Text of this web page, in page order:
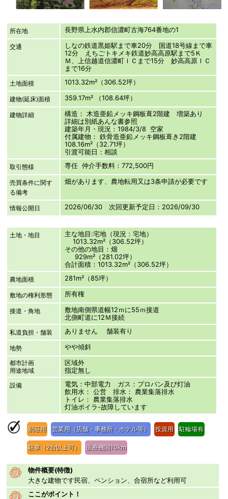
所在地 長野県上水内郡信濃町古海764番地の1
交通
しなの鉄道黒姫駅まで車20分 国道18号線まで車
12分 えちごトキメキ鉄道妙高高原駅まで5Ｋ
Ｍ、上信越道信濃町ＩＣまで15分 妙高高原ＩＣ
まで16分
土地面積 1013.32m²（306.52坪）
建物(延床)面積 359.17m² （108.64坪）
建物詳細
構造： 木造亜鉛メッキ鋼板葺2階建 増築あり
詳細は別紙あんな書参照
建築年月・現況：1984/3/8 空家
付属建物： 鉄骨造亜鉛メッキ鋼板葺き2階建
108.16m²（32.71坪）
引渡可能日：相談
取引態様 専任 仲介手数料：772,500円
売買条件に関す
る備考
畑があります、農地転用又は3条申請が必要です
情報公開日 2026/06/30 次回更新予定日：2026/09/30
土地・地目
主な地目:宅地（現況：宅地）
1013.32m²（306.52坪）
その他の地目：畑
929m²（281.02坪）
合計面積：1013.32m²（306.52坪）
農地面積 281m²（85坪）
敷地の権利形態 所有権
接道・角地
敷地南側県道幅12ｍに55ｍ接道
北側町道に12Ｍ接続
私道負担・舗装 ありません 舗装有り
地勢 やや傾斜
都市計画
用途地域
区域外
指定無し
設備
電気：中部電力 ガス：プロパン及び灯油
飲用水： 公営 排水： 農業集落排水
トイレ： 農業集落排水
灯油ボイラ-故障しています
別荘用 営業用（店舗・事務所・ホテル等） 投資用 駐輪場有
駐車（2台以上可） 医療機関10km
物件概要(特徴)
大きな建物です民宿、ペンション、合宿所など利用可
ここがポイント！